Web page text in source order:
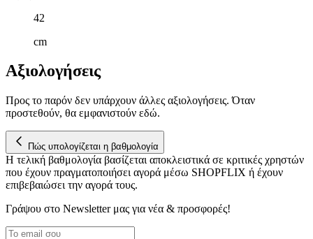
προσωπικά σας δεδομένα, π.χ. τη διεύθυνση IP σας,
να έχουμε πρόσβαση σε πληροφορίες στη συσκευή σας, με σκοπό
μετρήσεις σχετικά με διαφημίσεις και περιεχόμενο, την καλύτερη
κοινοποιούμε πληροφορίες σχετικά με την από μέρους σας χρήση
τοποθεσίας μας στους συνεργάτες μέσων κοινωνικής δικτύωσης,
διαφημίσεων και ανάλυσης.
42
cm
Αξιολογήσεις
Προς το παρόν δεν υπάρχουν άλλες αξιολογήσεις. Όταν
προστεθούν, θα εμφανιστούν εδώ.
Πώς υπολογίζεται η βαθμολογία
Η τελική βαθμολογία βασίζεται αποκλειστικά σε κριτικές χρηστών
που έχουν πραγματοποιήσει αγορά μέσω SHOPFLIX ή έχουν
επιβεβαιώσει την αγορά τους.
Γράψου στο Νewsletter μας για νέα & προσφορές!